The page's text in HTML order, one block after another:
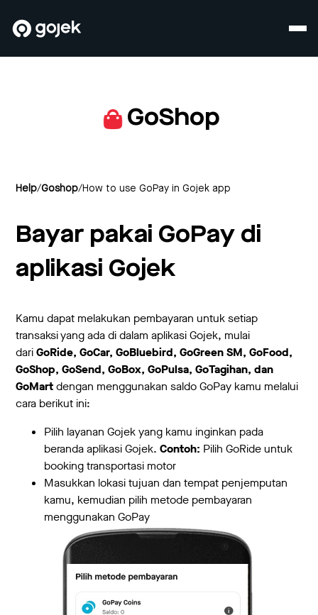
GoShop
Help/Goshop/How to use GoPay in Gojek app
Bayar pakai GoPay di
aplikasi Gojek
Kamu dapat melakukan pembayaran untuk setiap
transaksi yang ada di dalam aplikasi Gojek, mulai
dariGoRide, GoCar, GoBluebird, GoGreen SM, GoFood,
GoShop, GoSend, GoBox, GoPulsa, GoTagihan, dan
GoMartdengan menggunakan saldo GoPay kamu melalui
cara berikut ini:
Pilih layanan Gojek yang kamu inginkan pada
beranda aplikasi Gojek.Contoh: Pilih GoRide untuk
booking transportasi motor
Masukkan lokasi tujuan dan tempat penjemputan
kamu, kemudian pilih metode pembayaran
menggunakan GoPay